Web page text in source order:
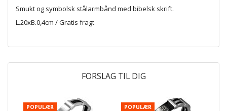
Smukt og symbolsk stålarmbånd med bibelsk skrift.
L.20xB.0,4cm / Gratis fragt
FORSLAG TIL DIG
POPULÆR POPULÆR